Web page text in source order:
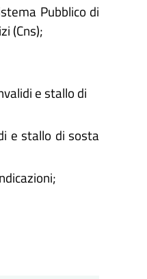
Pubblico di
(Cns);
e stallo di
e stallo di sosta